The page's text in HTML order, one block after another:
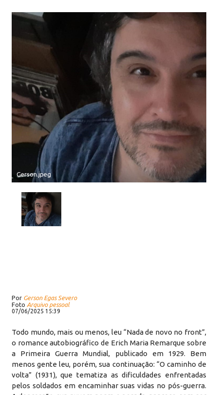
Gerson.jpeg
Por Gerson Egas Severo
Foto Arquivo pessoal
07/06/2025 15:39
Todo mundo, mais ou menos, leu “Nada de novo no front”,
o romance autobiográfico de Erich Maria Remarque sobre
a Primeira Guerra Mundial, publicado em 1929. Bem
menos gente leu, porém, sua continuação: “O caminho de
volta” (1931), que tematiza as dificuldades enfrentadas
pelos soldados em encaminhar suas vidas no pós-guerra.